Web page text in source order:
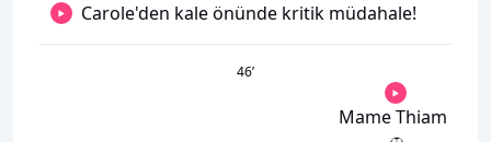
Carole'den kale önünde kritik müdahale!
46’
Mame Thiam